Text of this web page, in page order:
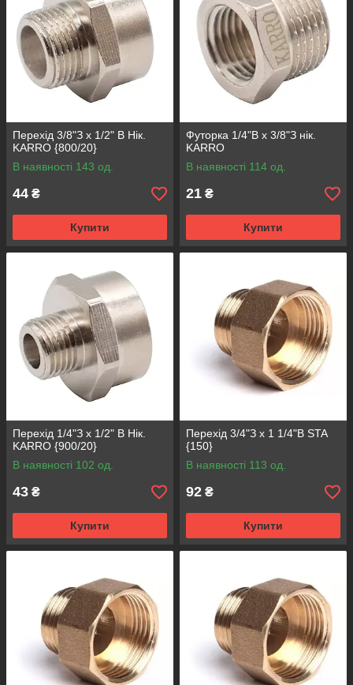
Перехід 3/8"З x 1/2" В Нік.
KARRO {800/20}
В наявності 143 од.
44 ₴
Купити
Футорка 1/4"В х 3/8"З нік.
KARRO
В наявності 114 од.
21 ₴
Купити
Перехід 1/4"З x 1/2" В Нік.
KARRO {900/20}
В наявності 102 од.
43 ₴
Купити
Перехід 3/4"З x 1 1/4"В STA
{150}
В наявності 113 од.
92 ₴
Купити